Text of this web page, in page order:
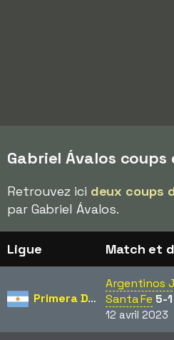
Gabriel Ávalos coups
Retrouvez ici deux coups
par Gabriel Ávalos.
Ligue Match et
Primera División
Argentinos
Santa Fe 5-1
12 avril 2023